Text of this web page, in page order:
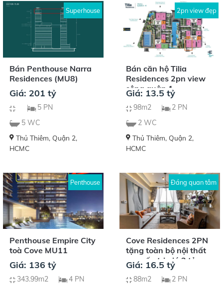
Superhouse
Bán Penthouse Narra
Residences (MU8)
Giá: 201 tỷ
5 PN
5 WC
Thủ Thiêm, Quận 2,
HCMC
2pn view đẹp
Bán căn hộ Tilia
Residences 2pn view
sông quận 1
Giá: 13.5 tỷ
98m2
2 PN
2 WC
Thủ Thiêm, Quận 2,
HCMC
Penthouse
Penthouse Empire City
toà Cove MU11
Giá: 136 tỷ
343.99m2
4 PN
Đáng quan tâm
Cove Residences 2PN
tặng toàn bộ nội thất
cao cấp trị giá 2 tỷ
Giá: 16.5 tỷ
88m2
2 PN